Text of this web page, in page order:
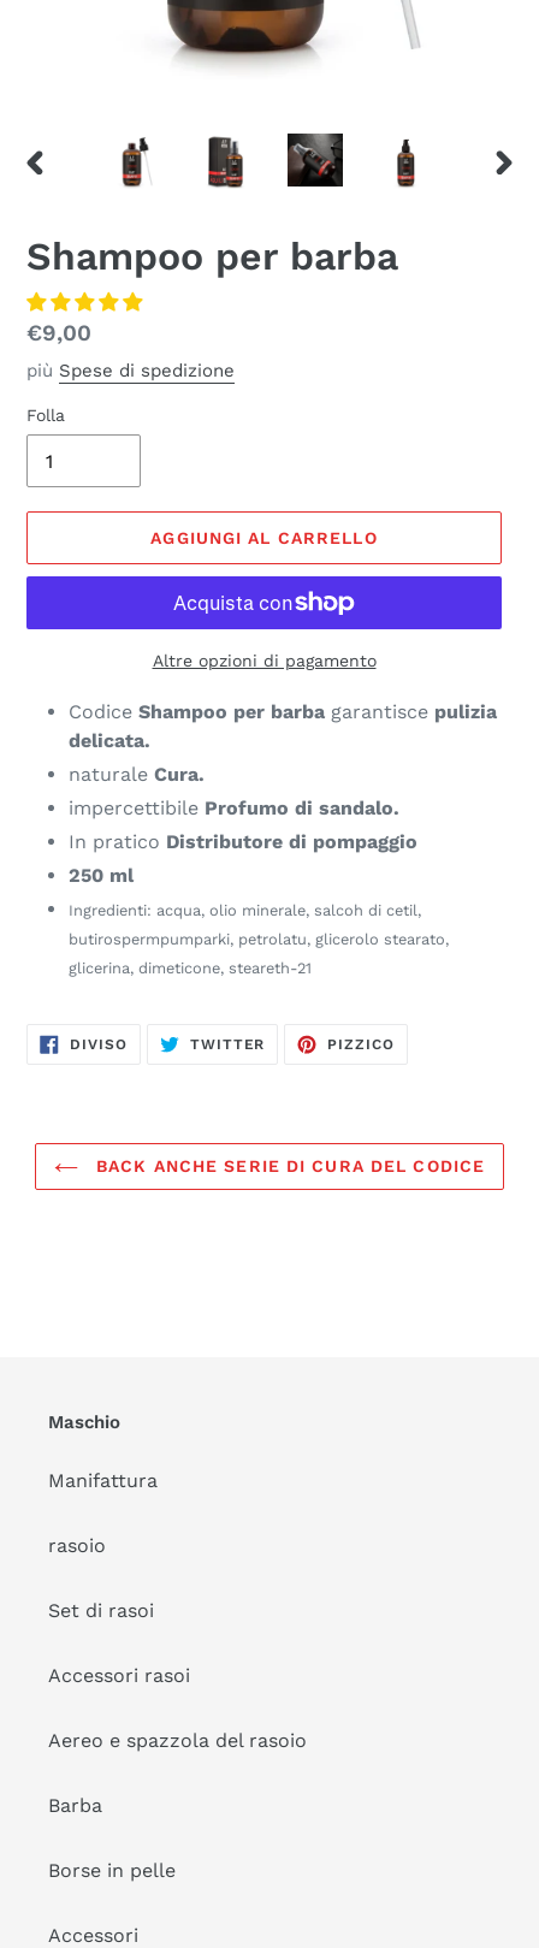
Shampoo per barba
Prezzo
normale
€9,00
più Spese di spedizione
Folla
AGGIUNGI AL CARRELLO
Altre opzioni di pagamento
Codice Shampoo per barba garantisce pulizia
delicata.
naturale Cura.
impercettibile Profumo di sandalo.
In pratico Distributore di pompaggio
250 ml
Ingredienti: acqua, olio minerale, salcoh di cetil,
butirospermpumparki, petrolatu, glicerolo stearato,
glicerina, dimeticone, steareth-21
DIVISOCONDIVIDITWITTER TWEET PIZZICO
BACK ANCHE SERIE DI CURA DEL CODICE
Maschio
Manifattura
rasoio
Set di rasoi
Accessori rasoi
Aereo e spazzola del rasoio
Barba
Borse in pelle
Accessori